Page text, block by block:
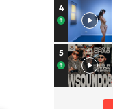
4
5